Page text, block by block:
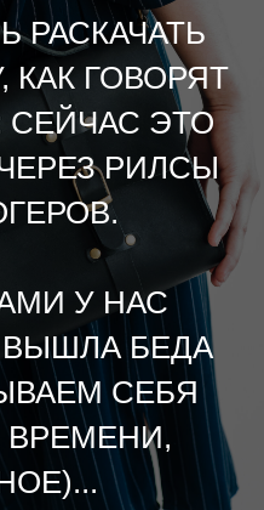
РАСКАЧАТЬ
КАК ГОВОРЯТ
ЭТО
РИЛСЫ
У НАС
БЕДА
СЕБЯ
ВРЕМЕНИ,